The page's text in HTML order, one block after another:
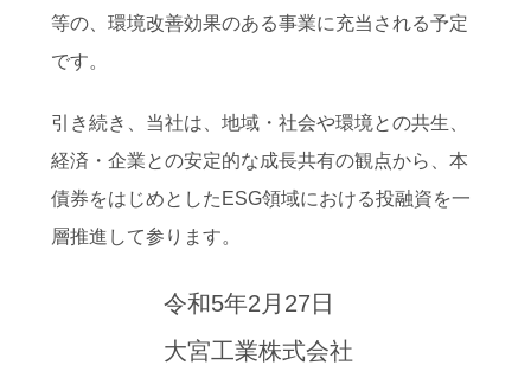
等の、環境改善効果のある事業に充当される予定
です。
引き続き、当社は、地域・社会や環境との共生、
経済・企業との安定的な成長共有の観点から、本
債券をはじめとしたESG領域における投融資を一
層推進して参ります。
令和5年2月27日
大宮工業株式会社